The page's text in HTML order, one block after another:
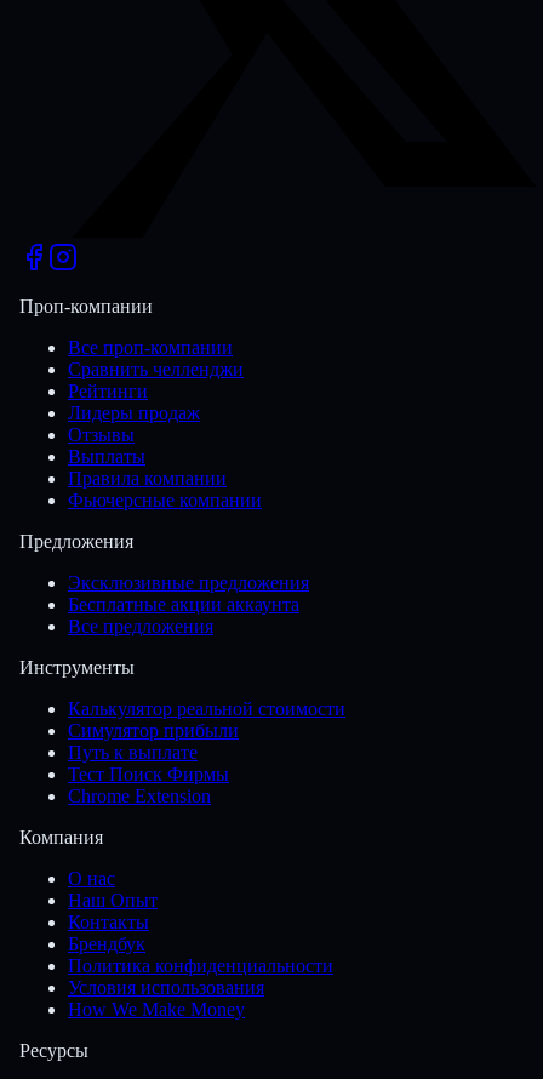
Проп-компании
Все проп-компании
Сравнить челленджи
Рейтинги
Лидеры продаж
Отзывы
Выплаты
Правила компании
Фьючерсные компании
Предложения
Эксклюзивные предложения
Бесплатные акции аккаунта
Все предложения
Инструменты
Калькулятор реальной стоимости
Симулятор прибыли
Путь к выплате
Тест Поиск Фирмы
Chrome Extension
Компания
О нас
Наш Опыт
Контакты
Брендбук
Политика конфиденциальности
Условия использования
How We Make Money
Ресурсы